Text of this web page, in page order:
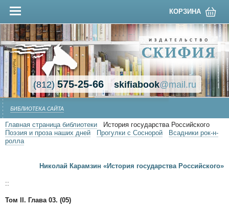
КОРЗИНА
(812)575-25-66 skifiabook@mail.ru
БИБЛИОТЕКА САЙТА
Главная страница библиотеки
История государства Российского
Поэзия и проза наших дней
Прогулки с Соснорой
Всадники рок-н-
ролла
Николай Карамзин «История государства Российского»
::
Том II. Глава 03. (05)